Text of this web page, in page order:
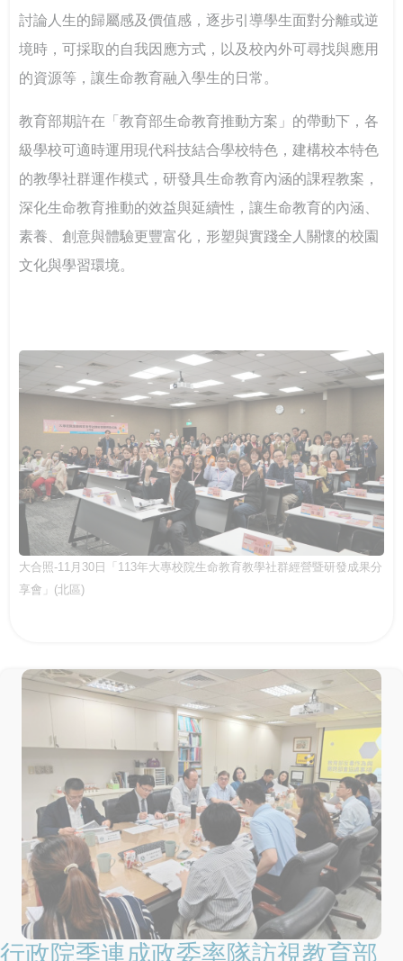
討論人生的歸屬感及價值感，逐步引導學生面對分離或逆
境時，可採取的自我因應方式，以及校內外可尋找與應用
的資源等，讓生命教育融入學生的日常。
教育部期許在「教育部生命教育推動方案」的帶動下，各
級學校可適時運用現代科技結合學校特色，建構校本特色
的教學社群運作模式，研發具生命教育內涵的課程教案，
深化生命教育推動的效益與延續性，讓生命教育的內涵、
素養、創意與體驗更豐富化，形塑與實踐全人關懷的校園
文化與學習環境。
大合照-11月30日「113年大專校院生命教育教學社群經營暨研發成果分
享會」(北區)
行政院季連成政委率隊訪視教育部